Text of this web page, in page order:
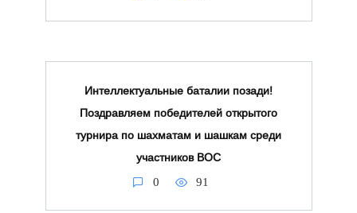
Интеллектуальные баталии позади!
Поздравляем победителей открытого
турнира по шахматам и шашкам среди
участников ВОС
0 91